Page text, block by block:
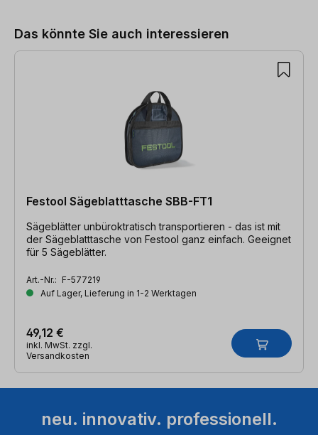
Das könnte Sie auch interessieren
Festool Sägeblatttasche SBB-FT1
Sägeblätter unbüroktratisch transportieren - das ist mit
der Sägeblatttasche von Festool ganz einfach. Geeignet
für 5 Sägeblätter.
Art.-Nr.: F-577219
Auf Lager, Lieferung in 1-2 Werktagen
49,12 €
inkl. MwSt. zzgl.
Versandkosten
neu. innovativ. professionell.